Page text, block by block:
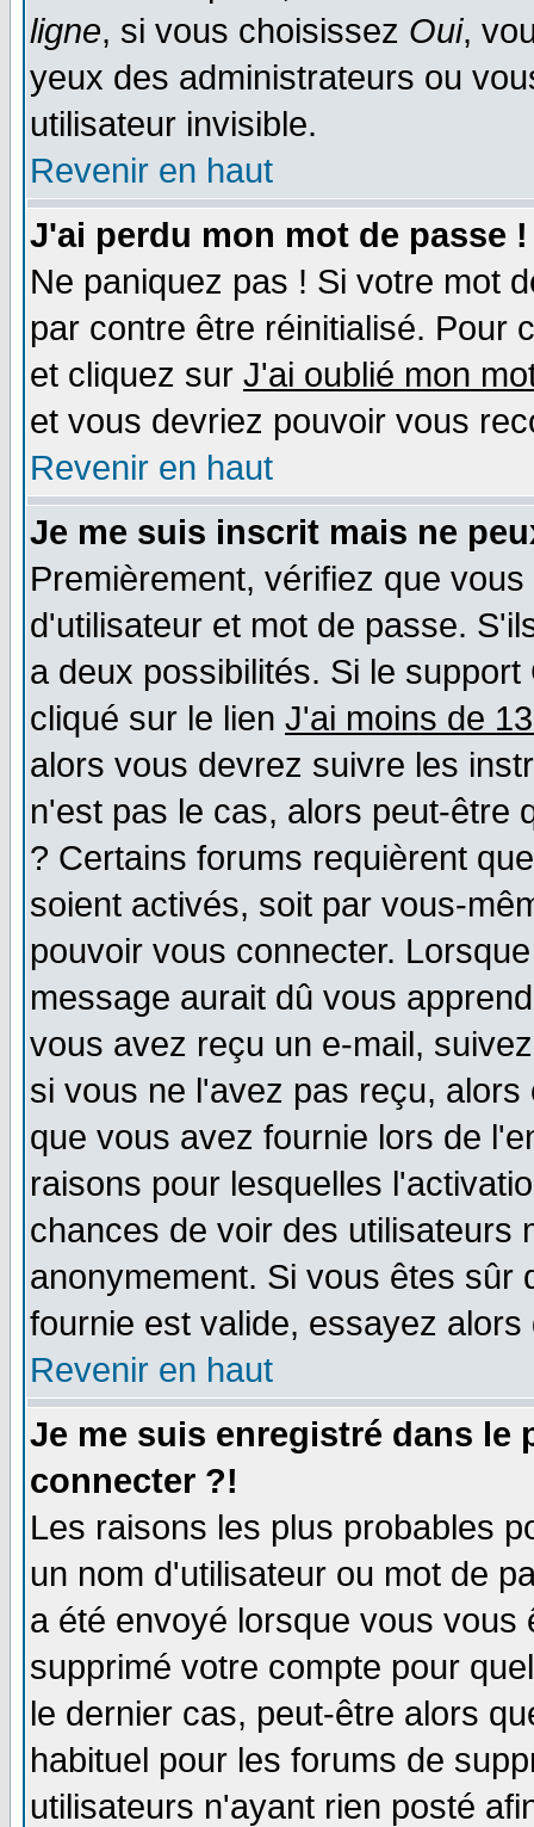
ligne, si vous choisissez Oui,
yeux des administrateurs ou
utilisateur invisible.
Revenir en haut
J'ai perdu mon mot de passe !
Ne paniquez pas ! Si votre mot
par contre être réinitialisé. Pour
et cliquez sur J'ai oublié mon
et vous devriez pouvoir vous
Revenir en haut
Je me suis inscrit mais ne
Premièrement, vérifiez que
d'utilisateur et mot de passe.
a deux possibilités. Si le
cliqué sur le lien J'ai moins de
alors vous devrez suivre les
n'est pas le cas, alors peut-être
? Certains forums requièrent
soient activés, soit par vous-
pouvoir vous connecter.
message aurait dû vous
vous avez reçu un e-mail,
si vous ne l'avez pas reçu,
que vous avez fournie lors de
raisons pour lesquelles
chances de voir des utilisateurs
anonymement. Si vous êtes sûr
fournie est valide, essayez
Revenir en haut
Je me suis enregistré dans le
connecter ?!
Les raisons les plus probables
un nom d'utilisateur ou mot de
a été envoyé lorsque vous
supprimé votre compte pour
le dernier cas, peut-être alors
habituel pour les forums de
utilisateurs n'ayant rien posté